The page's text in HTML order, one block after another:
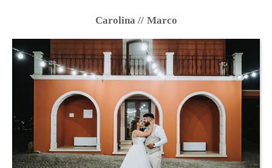
Carolina // Marco